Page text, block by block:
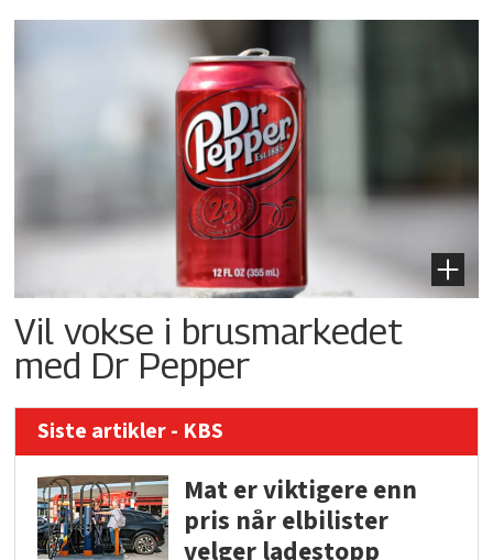
Vil vokse i brusmarkedet
med Dr Pepper
Siste artikler - KBS
Mat er viktigere enn
pris når elbilister
velger ladestopp